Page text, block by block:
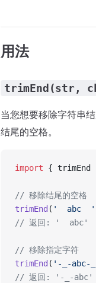
用法
trimEnd(str,
当您想要移除字符串
结尾的空格。
import { trimEnd
// 移除结尾的空格
trimEnd ( '  abc  '
// 返回: '  abc'
// 移除指定字符
trimEnd ( '-_-abc-
// 返回: '-_-abc'